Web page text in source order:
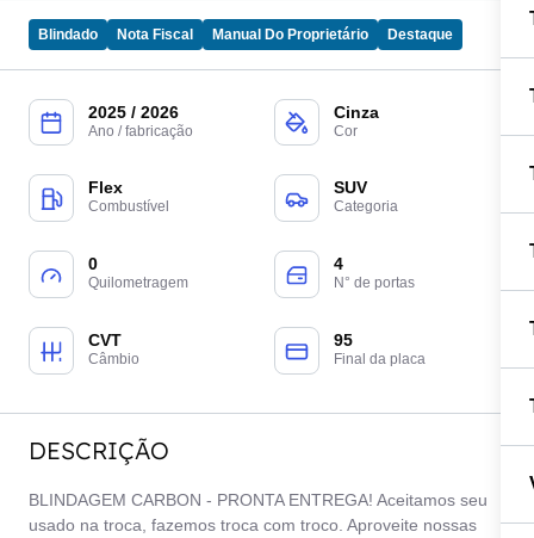
Blindado Nota Fiscal Manual Do Proprietário Destaque
2025 / 2026
Ano / fabricação
Cinza
Cor
Flex
Combustível
SUV
Categoria
0
Quilometragem
4
N° de portas
CVT
Câmbio
95
Final da placa
DESCRIÇÃO
BLINDAGEM CARBON - PRONTA ENTREGA! Aceitamos seu
usado na troca, fazemos troca com troco. Aproveite nossas